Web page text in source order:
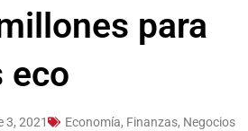
para
eco
3, 2021 Economía, Finanzas, Negocios